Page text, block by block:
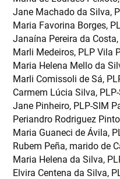
Jane Machado da Silva,
Maria Favorina Borges,
Janaína Pereira da
Marli Medeiros, PLP Vila
Maria Helena Mello da
Marli Comissoli de Sá,
Carmem Lúcia Silva,
Jane Pinheiro, PLP-SIM
Periandro Rodriguez
Maria Guaneci de Ávila,
Rubem Peña, marido de
Maria Helena da Silva,
Elvira Centena da Silva,